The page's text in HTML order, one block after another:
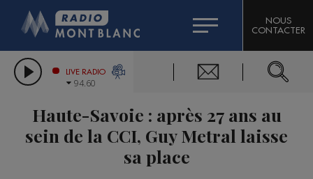
LES CHRONIQUES DE L'EXPERT
CITIZEN MACHINERY
GRAND MASSIF DOMAINES SKIABLES
BIGARD
COMPAGNIE DU MONT-BLANC
NOUS
CONTACTER
LIVE RADIO
94.60
Haute-Savoie : après 27 ans au
sein de la CCI, Guy Metral laisse
sa place